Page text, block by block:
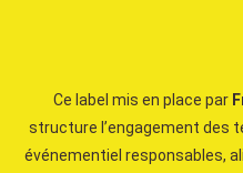
Ce label mis en place par
structure l’engagement des
événementiel responsables,